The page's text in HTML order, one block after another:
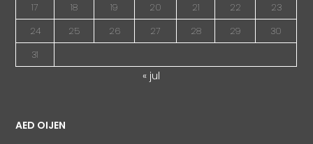
17
18 19 20 21 22
23
24
25 26 27 28 29
30
31
« jul
AED OIJEN